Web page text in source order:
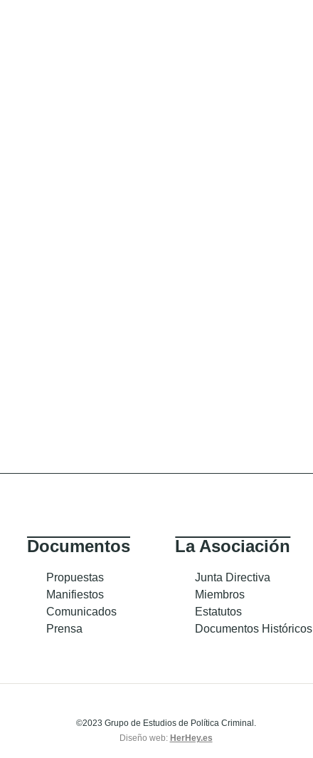
Documentos
Propuestas
Manifiestos
Comunicados
Prensa
La Asociación
Junta Directiva
Miembros
Estatutos
Documentos Históricos
©2023 Grupo de Estudios de Política Criminal.
Diseño web: HerHey.es